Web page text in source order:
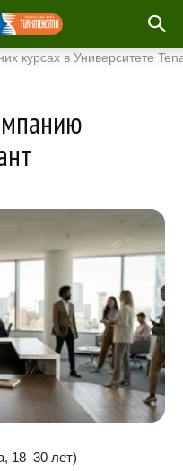
в Университете Tenaga
18–30 лет)